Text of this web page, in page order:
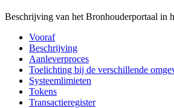
Beschrijving van het Bronhouderportaal in
Vooraf
Beschrijving
Aanleverproces
Toelichting bij de verschillende
Systeemlimieten
Tokens
Transactieregister